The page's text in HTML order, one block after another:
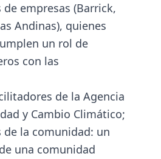
empresas (Barrick,
Andinas), quienes
un rol de
con las
de la Agencia
y Cambio Climático;
de la comunidad: un
una comunidad